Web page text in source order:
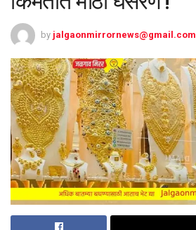
by jalgaonmirrornews@gmail.com